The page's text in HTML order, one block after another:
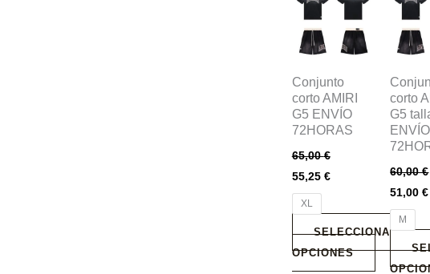
Conjunto
corto AMIRI
G5 ENVÍO
72HORAS
65,00€
55,25 €
XL
SELECCIONAR
OPCIONES
tiene
múltiples
variantes.
Las
opciones
se
pueden
elegir
en
corto
G5
ENVÍO
60,00€
51,00€
M
tiene
Las
se
elegir
en
la
página
de